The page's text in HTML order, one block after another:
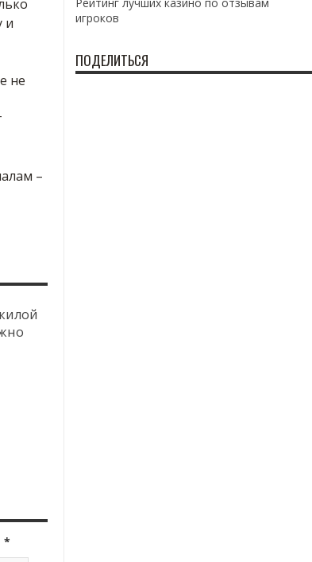
и
не
–
*
игроков
ПОДЕЛИТЬСЯ